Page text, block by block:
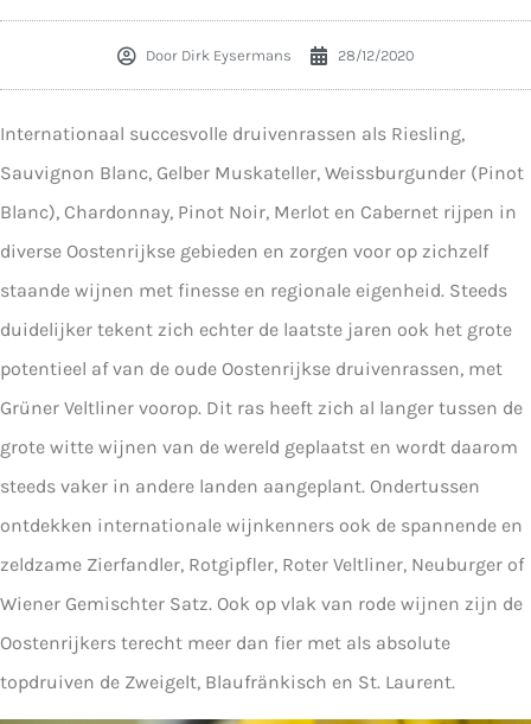
Door Dirk Eysermans 28/12/2020
Internationaal succesvolle druivenrassen als Riesling,
Sauvignon Blanc, Gelber Muskateller, Weissburgunder (Pinot
Blanc), Chardonnay, Pinot Noir, Merlot en Cabernet rijpen in
diverse Oostenrijkse gebieden en zorgen voor op zichzelf
staande wijnen met finesse en regionale eigenheid. Steeds
duidelijker tekent zich echter de laatste jaren ook het grote
potentieel af van de oude Oostenrijkse druivenrassen, met
Grüner Veltliner voorop. Dit ras heeft zich al langer tussen de
grote witte wijnen van de wereld geplaatst en wordt daarom
steeds vaker in andere landen aangeplant. Ondertussen
ontdekken internationale wijnkenners ook de spannende en
zeldzame Zierfandler, Rotgipfler, Roter Veltliner, Neuburger of
Wiener Gemischter Satz. Ook op vlak van rode wijnen zijn de
Oostenrijkers terecht meer dan fier met als absolute
topdruiven de Zweigelt, Blaufränkisch en St. Laurent.